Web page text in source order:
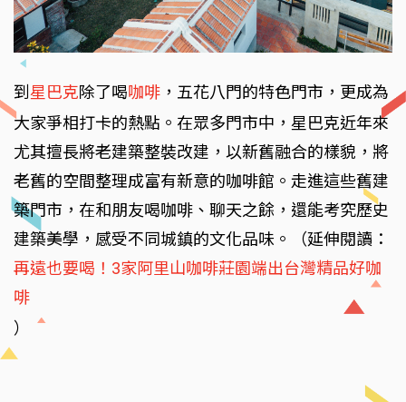
到 星巴克除了喝咖啡 ，五花八門的特色門市，更成為
大家爭相打卡的熱點。在眾多門市中，星巴克近年來
尤其擅長將老建築整裝改建，以新舊融合的樣貌，將
老舊的空間整理成富有新意的咖啡館。走進這些舊建
築門市，在和朋友喝咖啡、聊天之餘，還能考究歷史
建築美學，感受不同城鎮的文化品味。（延伸閱讀：
再遠也要喝！3家阿里山咖啡莊園端出台灣精品好咖
啡
）